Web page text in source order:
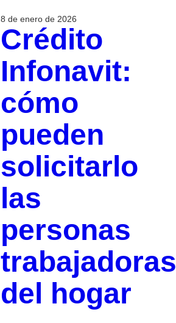
8 de enero de 2026
Crédito
Infonavit:
cómo
pueden
solicitarlo
las
personas
trabajadoras
del hogar